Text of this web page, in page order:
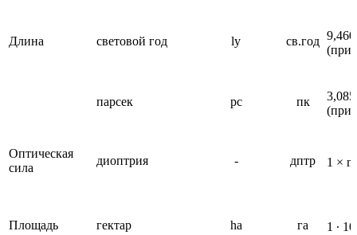
Длина световой год ly св.год
парсек pc пк
Оптическая
сила
диоптрия - дптр 1 × m
Площадь гектар ha га 1 ∙ 10